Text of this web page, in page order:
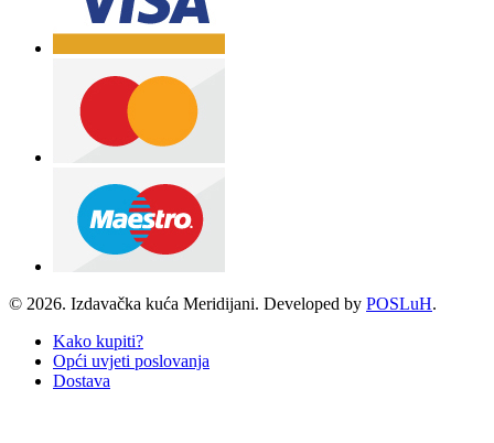
© 2026. Izdavačka kuća Meridijani. Developed by POSLuH.
Kako kupiti?
Opći uvjeti poslovanja
Dostava